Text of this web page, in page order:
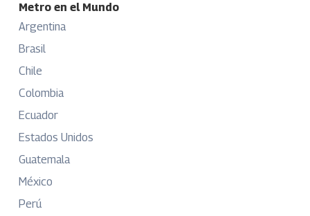
Metro en el Mundo
Argentina
Brasil
Chile
Colombia
Ecuador
Estados Unidos
Guatemala
México
Perú